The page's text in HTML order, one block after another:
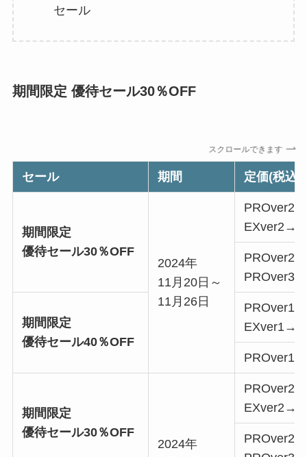
セール
期間限定 優待セール30％OFF
スクロールできます
セール 期間 定価(税込)
期間限定
優待セール30％OFF
2024年
11月20日～
11月26日
期間限定
優待セール40％OFF
期間限定
優待セール30％OFF
2024年